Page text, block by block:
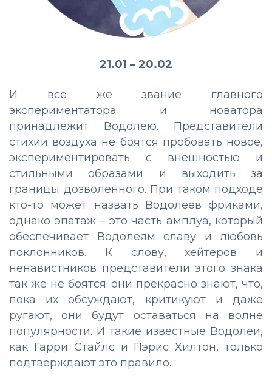
21.01 – 20.02
И все же звание главного
экспериментатора и новатора
принадлежит Водолею. Представители
стихии воздуха не боятся пробовать новое,
экспериментировать с внешностью и
стильными образами и выходить за
границы дозволенного. При таком подходе
кто-то может назвать Водолеев фриками,
однако эпатаж – это часть амплуа, который
обеспечивает Водолеям славу и любовь
поклонников. К слову, хейтеров и
ненавистников представители этого знака
так же не боятся: они прекрасно знают, что,
пока их обсуждают, критикуют и даже
ругают, они будут оставаться на волне
популярности. И такие известные Водолеи,
как Гарри Стайлс и Пэрис Хилтон, только
подтверждают это правило.